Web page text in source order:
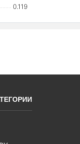
0.119